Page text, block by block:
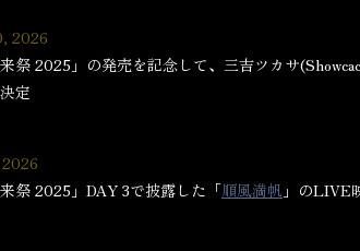
2026
祭 2025」の発売を記念して、三吉ツカサ
定
祭 2025」DAY 3で披露した「順風満帆 」のLIVE